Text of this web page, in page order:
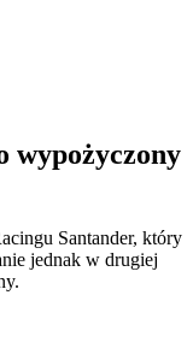
wypożyczony
Santander, który
jednak w drugiej